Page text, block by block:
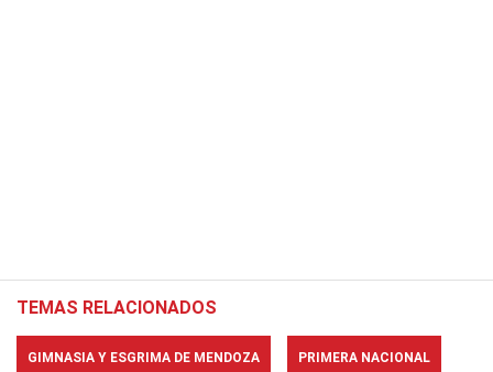
TEMAS RELACIONADOS
GIMNASIA Y ESGRIMA DE MENDOZA PRIMERA NACIONAL